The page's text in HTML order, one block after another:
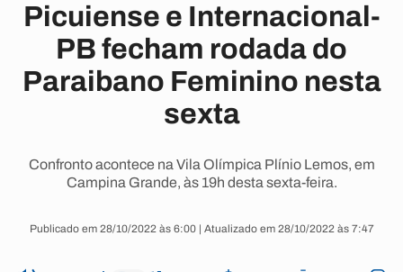
Picuiense e Internacional-
PB fecham rodada do
Paraibano Feminino nesta
sexta
Confronto acontece na Vila Olímpica Plínio Lemos, em
Campina Grande, às 19h desta sexta-feira.
Publicado em 28/10/2022 às 6:00 | Atualizado em 28/10/2022 às 7:47